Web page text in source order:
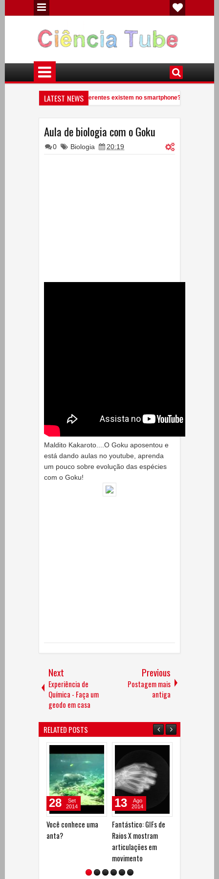
LATEST NEWS
elementos químicos diferentes existem no smartphone?
Aula de biologia com o Goku
0 Biologia 20:19
Maldito Kakaroto....O Goku aposentou e
está dando aulas no youtube, aprenda
um pouco sobre evolução das espécies
com o Goku!
Next
Experiência de
Química - Faça um
geodo em casa
Previous
Postagem mais
antiga
RELATED POSTS
Você conhece uma
anta?
28
Set
2014
Fantástico: GIFs de
Raios X mostram
articulações em
movimento
13
Ago
2014